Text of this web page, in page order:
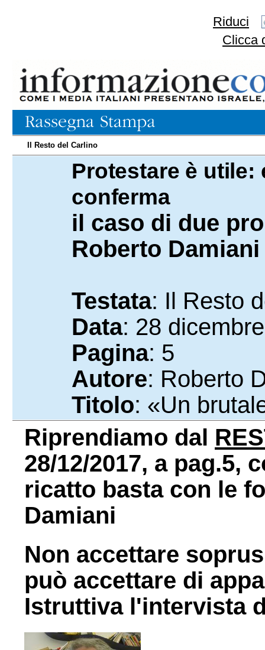
Riduci
Clicca
Il Resto del Carlino
Protestare è utile:
conferma
il caso di due
Roberto Damiani
Testata: Il Resto
Data: 28
Pagina: 5
Autore: Roberto
Titolo: «Un
Riprendiamo dal
28/12/2017, a pag.5,
ricatto basta con le
Damiani
Non accettare
può accettare di
Istruttiva l'intervista